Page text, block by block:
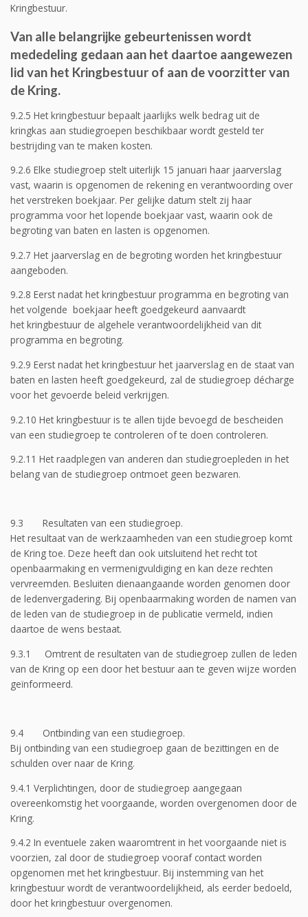
Kringbestuur.
Van alle belangrijke gebeurtenissen wordt
mededeling gedaan aan het daartoe aangewezen
lid van het Kringbestuur of aan de voorzitter van
de Kring.
9.2.5 Het kringbestuur bepaalt jaarlijks welk bedrag uit de
kringkas aan studiegroepen beschikbaar wordt gesteld ter
bestrijding van te maken kosten.
9.2.6 Elke studiegroep stelt uiterlijk 15 januari haar jaarverslag
vast, waarin is opgenomen de rekening en verantwoording over
het verstreken boekjaar. Per gelijke datum stelt zij haar
programma voor het lopende boekjaar vast, waarin ook de
begroting van baten en lasten is opgenomen.
9.2.7 Het jaarverslag en de begroting worden het kringbestuur
aangeboden.
9.2.8 Eerst nadat het kringbestuur programma en begroting van
het volgende boekjaar heeft goedgekeurd aanvaardt
het kringbestuur de algehele verantwoordelijkheid van dit
programma en begroting.
9.2.9 Eerst nadat het kringbestuur het jaarverslag en de staat van
baten en lasten heeft goedgekeurd, zal de studiegroep décharge
voor het gevoerde beleid verkrijgen.
9.2.10 Het kringbestuur is te allen tijde bevoegd de bescheiden
van een studiegroep te controleren of te doen controleren.
9.2.11 Het raadplegen van anderen dan studiegroepleden in het
belang van de studiegroep ontmoet geen bezwaren.
9.3 Resultaten van een studiegroep.
Het resultaat van de werkzaamheden van een studiegroep komt
de Kring toe. Deze heeft dan ook uitsluitend het recht tot
openbaarmaking en vermenigvuldiging en kan deze rechten
vervreemden. Besluiten dienaangaande worden genomen door
de ledenvergadering. Bij openbaarmaking worden de namen van
de leden van de studiegroep in de publicatie vermeld, indien
daartoe de wens bestaat.
9.3.1 Omtrent de resultaten van de studiegroep zullen de leden
van de Kring op een door het bestuur aan te geven wijze worden
geïnformeerd.
9.4 Ontbinding van een studiegroep.
Bij ontbinding van een studiegroep gaan de bezittingen en de
schulden over naar de Kring.
9.4.1 Verplichtingen, door de studiegroep aangegaan
overeenkomstig het voorgaande, worden overgenomen door de
Kring.
9.4.2 In eventuele zaken waaromtrent in het voorgaande niet is
voorzien, zal door de studiegroep vooraf contact worden
opgenomen met het kringbestuur. Bij instemming van het
kringbestuur wordt de verantwoordelijkheid, als eerder bedoeld,
door het kringbestuur overgenomen.